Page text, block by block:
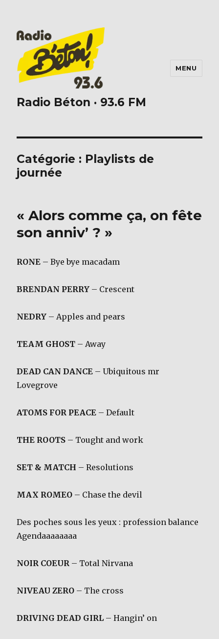
Radio Béton · 93.6 FM
MENU
Catégorie : Playlists de
journée
« Alors comme ça, on fête
son anniv’ ? »
RONE – Bye bye macadam
BRENDAN PERRY – Crescent
NEDRY – Apples and pears
TEAM GHOST – Away
DEAD CAN DANCE – Ubiquitous mr
Lovegrove
ATOMS FOR PEACE – Default
THE ROOTS – Tought and work
SET & MATCH – Resolutions
MAX ROMEO – Chase the devil
Des poches sous les yeux : profession balance
Agendaaaaaaaa
NOIR COEUR – Total Nirvana
NIVEAU ZERO – The cross
DRIVING DEAD GIRL – Hangin’ on